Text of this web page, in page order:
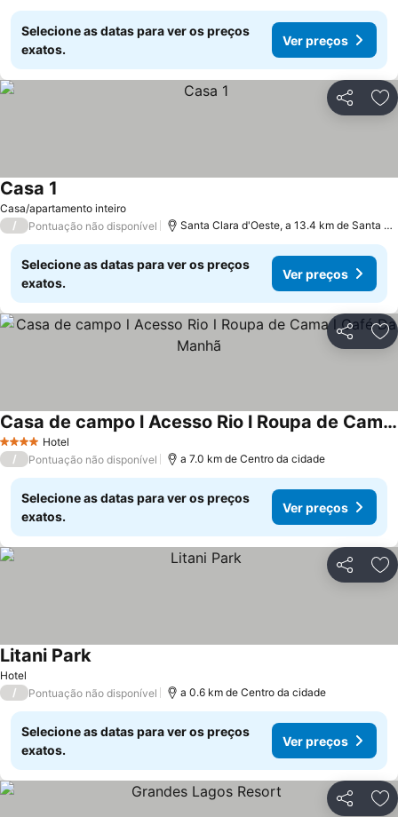
Selecione as datas para ver os preços
exatos.
Ver preços
Partilhar
Casa/apartamento inteiro
Casa 1
/ Pontuação não disponível Santa Clara d'Oeste, a 13.4 km de Santa Fé do Sul
Selecione as datas para ver os preços
exatos.
Ver preços
Partilhar
4 EstrelasHotel
Casa de campo l Acesso Rio l Roupa de Cama l Café Da Manhã
/ Pontuação não disponível a 7.0 km de Centro da cidade
Selecione as datas para ver os preços
exatos.
Ver preços
Partilhar
Hotel
Litani Park
/ Pontuação não disponível a 0.6 km de Centro da cidade
Selecione as datas para ver os preços
exatos.
Ver preços
Partilhar